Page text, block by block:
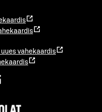
uues vahekaardis